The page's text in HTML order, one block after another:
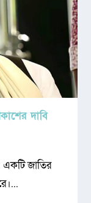
দাবি
একটি জাতির